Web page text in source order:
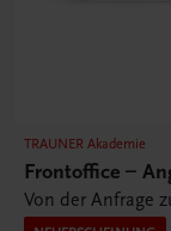
TRAUNER Akademie
Frontoffice –
Von der Anfrage